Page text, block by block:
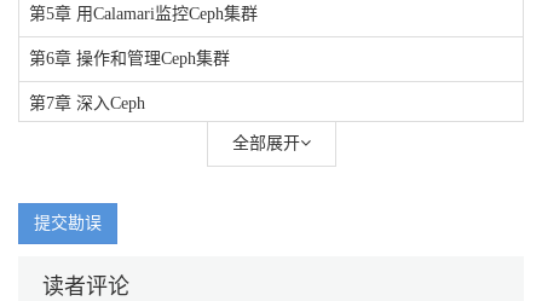
第5章 用Calamari监控Ceph集群
第6章 操作和管理Ceph集群
第7章 深入Ceph
第8章 Ceph生产计划和性能调优全部展开
提交勘误
读者评论